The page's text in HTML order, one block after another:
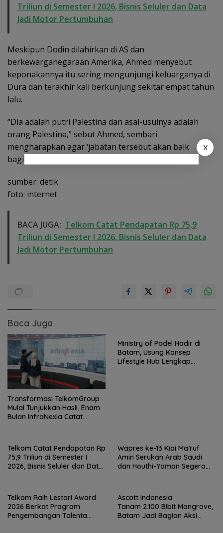
Triliun di Semester I 2026, Bisnis Seluler dan Data
Jadi Motor Pertumbuhan
Meskipun Dodin dilahirkan di AS dan
berkewarganegaraan Amerika, Ahmed menyebut
keponakannya itu sering mengunjungi keluarganya di
Dura dan terakhir kali berkunjung sekitar empat tahun
lalu.
“Dia adalah putri Palestina dan asal-usulnya adalah
orang Palestina,” sebut Ahmed, sembari
mengharapkan agar ‘jabatan tersebut akan baik
baginya dan bagi negara asalnya’.(emr)
sumber: detik
foto: internet
BACA JUGA: Telkom Catat Pendapatan Rp 75,9
Triliun di Semester I 2026, Bisnis Seluler dan Data
Jadi Motor Pertumbuhan
Baca Juga
Transformasi TelkomGroup
Mulai Tunjukkan Hasil, Enam
Bulan InfraNexia Catat
Ministry of Padel Hadir di
Batam, Usung Konsep
Lifestyle Hub Lengkap
Telkom Catat Pendapatan Rp
75,9 Triliun di Semester I
2026, Bisnis Seluler dan Data
Wapres ke-13 Kiai Ma’ruf
Amin Serukan Arab Saudi
dan Houthi-Yaman Segera
Telkom Raih Lestari Award
2026 Berkat Program
Pengembangan Talenta
Ascott Indonesia
Tanam 2.100 Bibit Mangrove,
Batam Jadi Bagian Aksi
X